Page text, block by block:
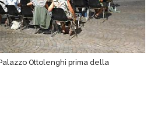
Ottolenghi prima della